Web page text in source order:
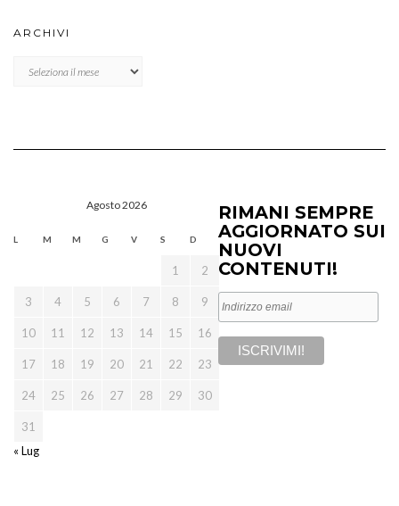
ARCHIVI
Agosto 2026
L M M G V S D
1 2
3 4 5 6 7 8 9
10 11 12 13 14 15 16
17 18 19 20 21 22 23
24 25 26 27 28 29 30
31
« Lug
RIMANI SEMPRE
AGGIORNATO SUI
NUOVI
CONTENUTI!